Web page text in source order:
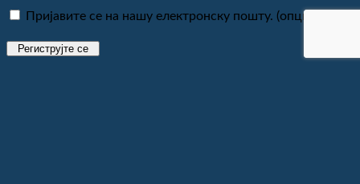
Пријавите се на нашу електронску пошту. (опционо)
Региструјте се